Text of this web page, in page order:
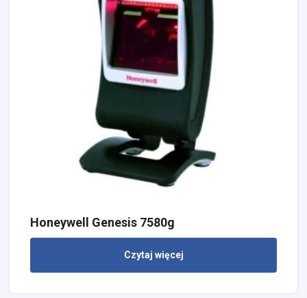
Honeywell Genesis 7580g
Czytaj więcej